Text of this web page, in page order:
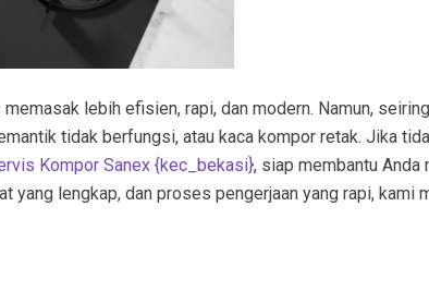
lebih efisien, rapi, dan modern. Namun,
tidak berfungsi, atau kaca kompor retak. Jika
Kompor Sanex {kec_bekasi}, siap membantu
yang lengkap, dan proses pengerjaan yang rapi, kami